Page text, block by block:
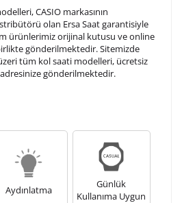
CASIO markasının
olan Ersa Saat garantisiyle
ürünlerimiz orijinal kutusu ve online
gönderilmektedir. Sitemizde
tüm kol saati modelleri, ücretsiz
gönderilmektedir.
Aydınlatma
Günlük
Kullanıma Uygun